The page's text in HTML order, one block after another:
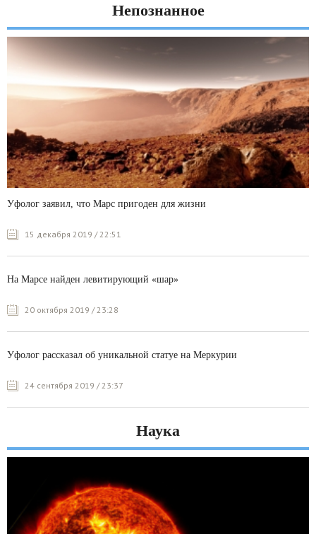
Непознанное
Уфолог заявил, что Марс пригоден для жизни
15 декабря 2019 / 22:51
На Марсе найден левитирующий «шар»
20 октября 2019 / 23:28
Уфолог рассказал об уникальной статуе на Меркурии
24 сентября 2019 / 23:37
Наука